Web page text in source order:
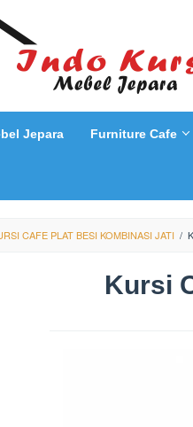
Jepara Furniture Cafe
CAFE PLAT BESI KOMBINASI JATI /
Kursi